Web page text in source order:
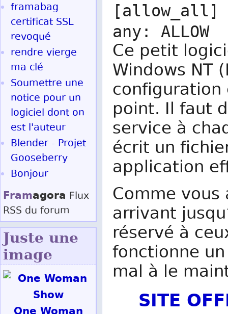
[allow_all]
any: ALLOW
Ce petit
Windows NT
configuration
point. Il faut
service à
écrit un
application
Comme
arrivant
réservé à
fonctionne
mal à le
SITE
framabag
certificat SSL
revoqué
rendre vierge
ma clé
Soumettre une
notice pour un
logiciel dont on
est l'auteur
Blender - Projet
Gooseberry
Bonjour
Framagora Flux
RSS du forum
Juste une
image